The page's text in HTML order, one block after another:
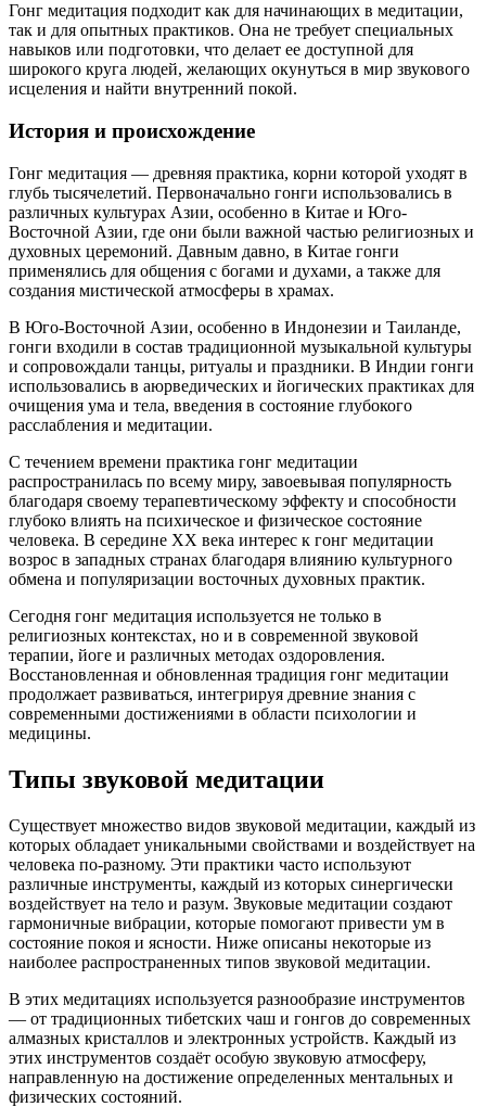
Гонг медитация подходит как для начинающих в медитации,
так и для опытных практиков. Она не требует специальных
навыков или подготовки, что делает ее доступной для
широкого круга людей, желающих окунуться в мир звукового
исцеления и найти внутренний покой.
История и происхождение
Гонг медитация — древняя практика, корни которой уходят в
глубь тысячелетий. Первоначально гонги использовались в
различных культурах Азии, особенно в Китае и Юго-
Восточной Азии, где они были важной частью религиозных и
духовных церемоний. Давным давно, в Китае гонги
применялись для общения с богами и духами, а также для
создания мистической атмосферы в храмах.
В Юго-Восточной Азии, особенно в Индонезии и Таиланде,
гонги входили в состав традиционной музыкальной культуры
и сопровождали танцы, ритуалы и праздники. В Индии гонги
использовались в аюрведических и йогических практиках для
очищения ума и тела, введения в состояние глубокого
расслабления и медитации.
С течением времени практика гонг медитации
распространилась по всему миру, завоевывая популярность
благодаря своему терапевтическому эффекту и способности
глубоко влиять на психическое и физическое состояние
человека. В середине XX века интерес к гонг медитации
возрос в западных странах благодаря влиянию культурного
обмена и популяризации восточных духовных практик.
Сегодня гонг медитация используется не только в
религиозных контекстах, но и в современной звуковой
терапии, йоге и различных методах оздоровления.
Восстановленная и обновленная традиция гонг медитации
продолжает развиваться, интегрируя древние знания с
современными достижениями в области психологии и
медицины.
Типы звуковой медитации
Существует множество видов звуковой медитации, каждый из
которых обладает уникальными свойствами и воздействует на
человека по-разному. Эти практики часто используют
различные инструменты, каждый из которых синергически
воздействует на тело и разум. Звуковые медитации создают
гармоничные вибрации, которые помогают привести ум в
состояние покоя и ясности. Ниже описаны некоторые из
наиболее распространенных типов звуковой медитации.
В этих медитациях используется разнообразие инструментов
— от традиционных тибетских чаш и гонгов до современных
алмазных кристаллов и электронных устройств. Каждый из
этих инструментов создаёт особую звуковую атмосферу,
направленную на достижение определенных ментальных и
физических состояний.